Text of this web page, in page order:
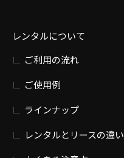
レンタルについて
ご利用の流れ
ご使用例
ラインナップ
レンタルとリースの違い